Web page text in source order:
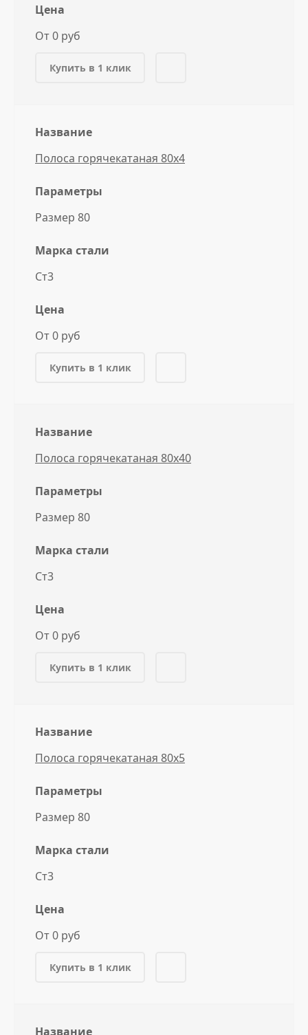
Цена
От 0 руб
Купить в 1 клик
Название
Полоса горячекатаная 80x4
Параметры
Размер 80
Марка стали
Ст3
Цена
От 0 руб
Купить в 1 клик
Название
Полоса горячекатаная 80x40
Параметры
Размер 80
Марка стали
Ст3
Цена
От 0 руб
Купить в 1 клик
Название
Полоса горячекатаная 80x5
Параметры
Размер 80
Марка стали
Ст3
Цена
От 0 руб
Купить в 1 клик
Название